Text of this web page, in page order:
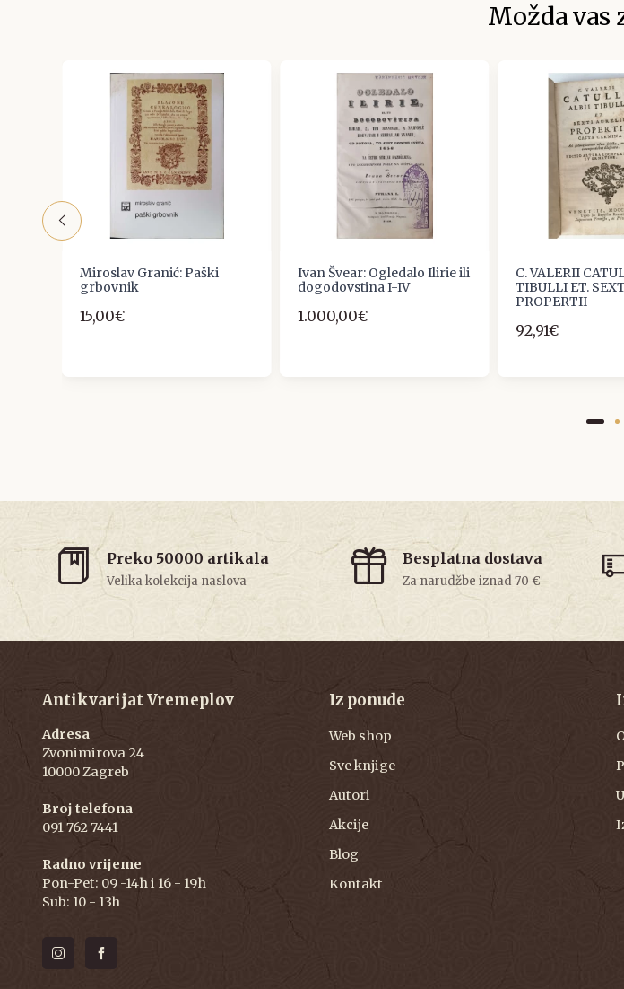
Možda vas
Miroslav Granić: Paški
grbovnik
15,00€
Ivan Švear: Ogledalo Ilirie ili
dogodovstina I-IV
1.000,00€
C. VALERII
TIBULLI ET.
PROPERTII
92,91€
Preko 50000 artikala
Velika kolekcija naslova
Besplatna dostava
Za narudžbe iznad 70 €
Antikvarijat Vremeplov
Adresa
Zvonimirova 24
10000 Zagreb
Broj telefona
091 762 7441
Radno vrijeme
Pon-Pet: 09 -14h i 16 - 19h
Sub: 10 - 13h
Iz ponude
Web shop
Sve knjige
Autori
Akcije
Blog
Kontakt